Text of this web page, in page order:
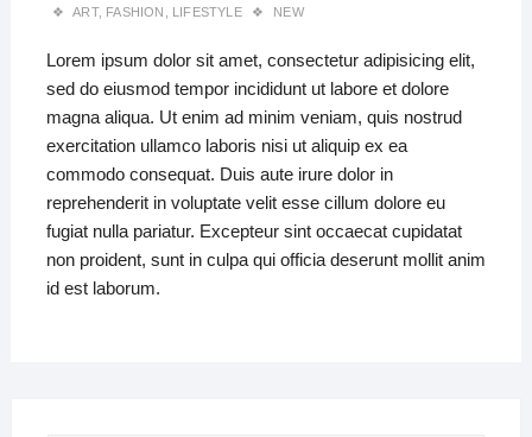
ART, FASHION LIFESTYLE NEW
Lorem ipsum dolor sit amet, consectetur adipisicing elit,
sed do eiusmod tempor incididunt ut labore et dolore
magna aliqua. Ut enim ad minim veniam, quis nostrud
exercitation ullamco laboris nisi ut aliquip ex ea
commodo consequat. Duis aute irure dolor in
reprehenderit in voluptate velit esse cillum dolore eu
fugiat nulla pariatur. Excepteur sint occaecat cupidatat
non proident, sunt in culpa qui officia deserunt mollit anim
id est laborum.